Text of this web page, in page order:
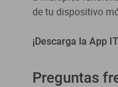
de tu dispositivo
¡Descarga la App
Preguntas